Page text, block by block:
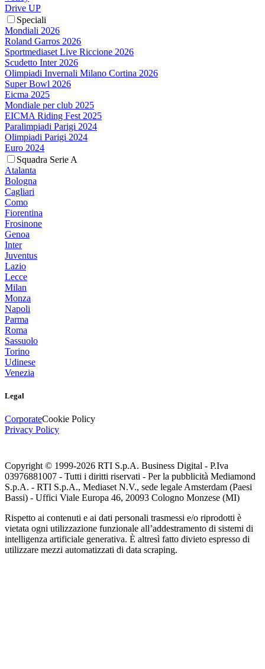
Drive UP
Speciali
Mondiali 2026
Roland Garros 2026
Sportmediaset Live Riccione 2026
Scudetto Inter 2026
Olimpiadi Invernali Milano Cortina 2026
Super Bowl 2026
Eicma 2025
Mondiale per club 2025
EICMA Riding Fest 2025
Paralimpiadi Parigi 2024
Olimpiadi Parigi 2024
Euro 2024
Squadra Serie A
Atalanta
Bologna
Cagliari
Como
Fiorentina
Frosinone
Genoa
Inter
Juventus
Lazio
Lecce
Milan
Monza
Napoli
Parma
Roma
Sassuolo
Torino
Udinese
Venezia
Legal
CorporateCookie Policy
Privacy Policy
Copyright © 1999-2026 RTI S.p.A. Business Digital - P.Iva
03976881007 - Tutti i diritti riservati - Per la pubblicità Mediamond
S.p.A. - RTI S.p.A., Mediaset N.V., sede legale Amsterdam (Paesi
Bassi) - Uffici Viale Europa 46, 20093 Cologno Monzese (MI)
Rispetto ai contenuti e ai dati personali trasmessi e/o riprodotti è
vietata ogni utilizzazione funzionale all’addestramento di sistemi di
intelligenza artificiale generativa. È altresì fatto divieto espresso di
utilizzare mezzi automatizzati di data scraping.